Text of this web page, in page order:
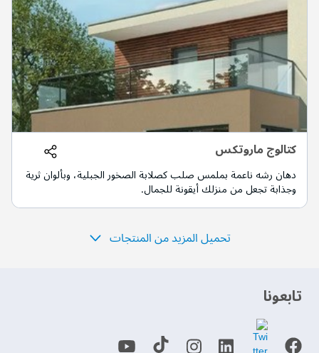
كتالوج ماروتكس
دهان رشه ناعمة بملمس صلب كصلابة الصخور الجبلية، وبألوان ثرية
وجذابة تجعل من منزلك أيقونة للجمال.
تحميل المزيد من المنتجات
‫تابعونا‬